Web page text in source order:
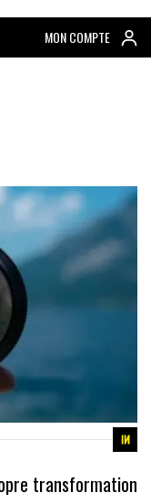
MON COMPTE
transformation